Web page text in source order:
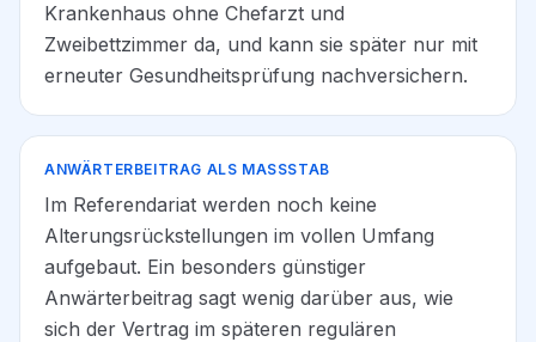
Krankenhaus ohne Chefarzt und
Zweibettzimmer da, und kann sie später nur mit
erneuter Gesundheitsprüfung nachversichern.
ANWÄRTERBEITRAG ALS MASSSTAB
Im Referendariat werden noch keine
Alterungsrückstellungen im vollen Umfang
aufgebaut. Ein besonders günstiger
Anwärterbeitrag sagt wenig darüber aus, wie
sich der Vertrag im späteren regulären